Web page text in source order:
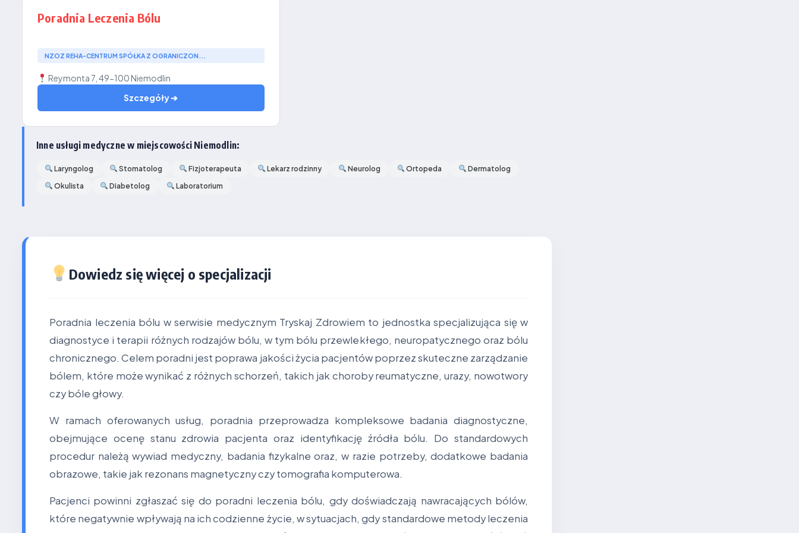
Poradnia Leczenia Bólu
NZOZ REHA-CENTRUM SPÓŁKA Z OGRANICZON...
Reymonta 7, 49-100 Niemodlin
Szczegóły ➔
Inne usługi medyczne w miejscowości Niemodlin:
Laryngolog Stomatolog Fizjoterapeuta Lekarz rodzinny Neurolog Ortopeda
Dermatolog
Okulista
Diabetolog Laboratorium
Dowiedz się więcej o specjalizacji
Poradnia leczenia bólu w serwisie medycznym Tryskaj Zdrowiem to jednostka specjalizująca się w
diagnostyce i terapii różnych rodzajów bólu, w tym bólu przewlekłego, neuropatycznego oraz bólu
chronicznego. Celem poradni jest poprawa jakości życia pacjentów poprzez skuteczne zarządzanie
bólem, które może wynikać z różnych schorzeń, takich jak choroby reumatyczne, urazy, nowotwory
czy bóle głowy.
W ramach oferowanych usług, poradnia przeprowadza kompleksowe badania diagnostyczne,
obejmujące ocenę stanu zdrowia pacjenta oraz identyfikację źródła bólu. Do standardowych
procedur należą wywiad medyczny, badania fizykalne oraz, w razie potrzeby, dodatkowe badania
obrazowe, takie jak rezonans magnetyczny czy tomografia komputerowa.
Pacjenci powinni zgłaszać się do poradni leczenia bólu, gdy doświadczają nawracających bólów,
które negatywnie wpływają na ich codzienne życie, w sytuacjach, gdy standardowe metody leczenia